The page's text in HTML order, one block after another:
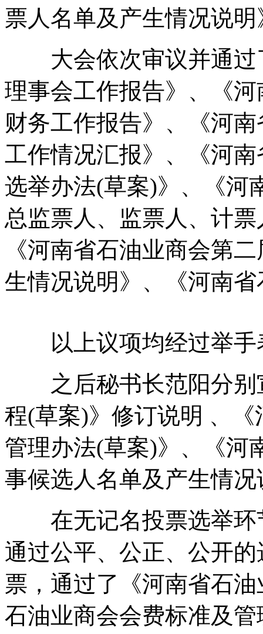
票人名单及产生情况说明
大会依次审议并通过
理事会工作报告》、《
财务工作报告》、《河
工作情况汇报》、《河
选举办法(草案)》、《河
总监票人、监票人、计
《河南省石油业商会第
生情况说明》、《河南
以上议项均经过举手
之后秘书长范阳分别
程(草案)》修订说明 、
管理办法(草案)》、《河
事候选人名单及产生情
在无记名投票选举环
通过公平、公正、公开
票，通过了《河南省石
石油业商会会费标准及